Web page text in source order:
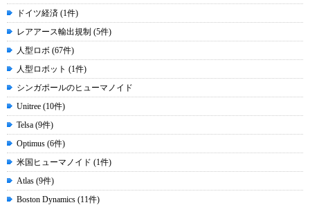
ドイツ経済 (1件)
レアアース輸出規制 (5件)
人型ロボ (67件)
人型ロボット (1件)
シンガポールのヒューマノイド
Unitree (10件)
Telsa (9件)
Optimus (6件)
米国ヒューマノイド (1件)
Atlas (9件)
Boston Dynamics (11件)